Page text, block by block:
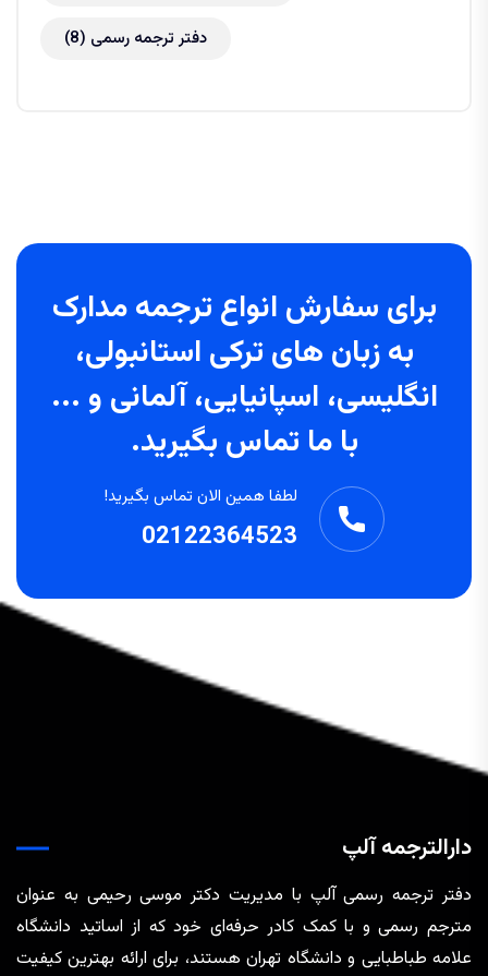
دفتر ترجمه رسمی (8)
برای سفارش انواع ترجمه مدارک
به زبان های ترکی استانبولی،
انگلیسی، اسپانیایی، آلمانی و ...
با ما تماس بگیرید.
لطفا همین الان تماس بگیرید!
02122364523
دارالترجمه آلپ
دفتر ترجمه رسمی آلپ با مدیریت دکتر موسی رحیمی به عنوان
مترجم رسمی و با کمک کادر حرفه‌ای خود که از اساتید دانشگاه
علامه طباطبایی و دانشگاه تهران هستند، برای ارائه بهترین کیفیت